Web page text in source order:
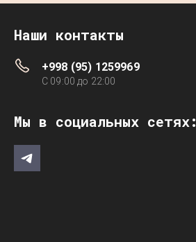
Наши контакты
+998 (95) 1259969
C 09:00 до 22:00
Мы в социальных сетях: